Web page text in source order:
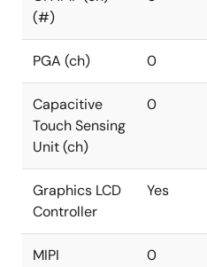
(#)
PGA (ch) 0
Capacitive
Touch Sensing
Unit (ch)
0
Graphics LCD
Controller
Yes
MIPI
0